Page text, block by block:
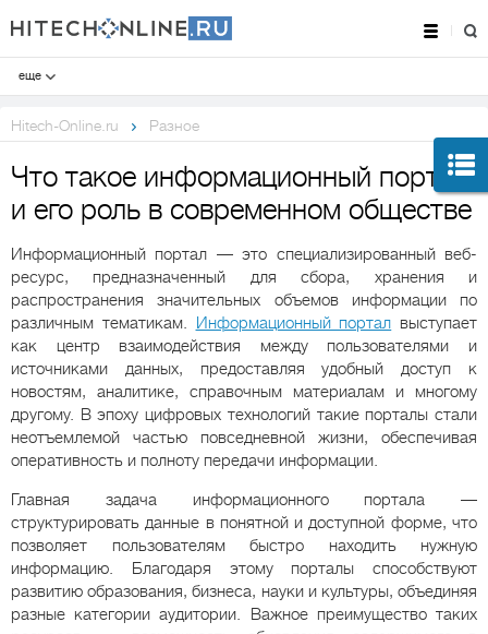
еще
Hitech-Online.ru Разное
Что такое информационный портал
и его роль в современном обществе
Информационный портал — это специализированный веб-
ресурс, предназначенный для сбора, хранения и
распространения значительных объемов информации по
различным тематикам. Информационный портал выступает
как центр взаимодействия между пользователями и
источниками данных, предоставляя удобный доступ к
новостям, аналитике, справочным материалам и многому
другому. В эпоху цифровых технологий такие порталы стали
неотъемлемой частью повседневной жизни, обеспечивая
оперативность и полноту передачи информации.
Главная задача информационного портала —
структурировать данные в понятной и доступной форме, что
позволяет пользователям быстро находить нужную
информацию. Благодаря этому порталы способствуют
развитию образования, бизнеса, науки и культуры, объединяя
разные категории аудитории. Важное преимущество таких